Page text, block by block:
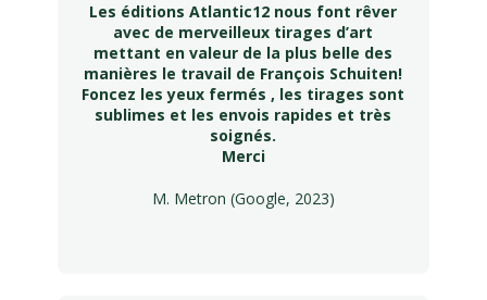
Les éditions Atlantic12 nous font rêver
avec de merveilleux tirages d’art
mettant en valeur de la plus belle des
manières le travail de François Schuiten!
Foncez les yeux fermés , les tirages sont
sublimes et les envois rapides et très
soignés.
Merci
M. Metron (Google, 2023)